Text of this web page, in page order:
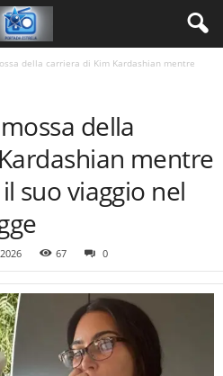
della carriera di Kim Kardashian mentre
della
mentre
suo viaggio nel
67 0